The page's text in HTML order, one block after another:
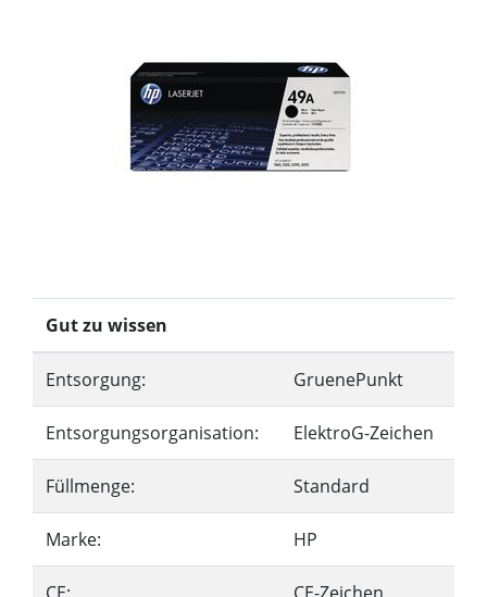
Gut zu wissen
Entsorgung: GruenePunkt
Entsorgungsorganisation: ElektroG-Zeichen
Füllmenge: Standard
Marke: HP